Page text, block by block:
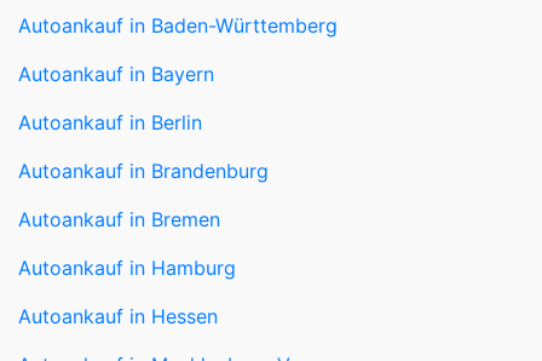
Autoankauf in Berlin
Autoankauf in Brandenburg
Autoankauf in Bremen
Autoankauf in Hamburg
Autoankauf in Hessen
Autoankauf in Mecklenburg-Vorpommern
Autoankauf in Niedersachsen